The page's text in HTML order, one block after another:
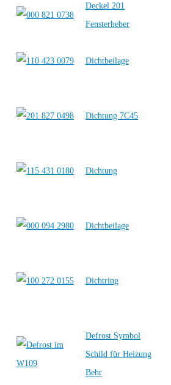
Deckel 201
Fensterheber
Dichtbeilage
Dichtung 7C45
Dichtung
Dichtbeilage
Dichtring
Defrost Symbol
Schild für Heizung
Behr